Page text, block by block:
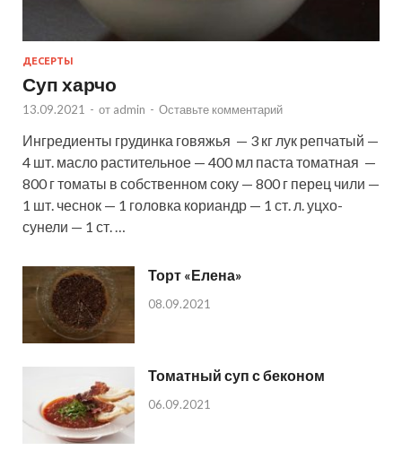
ДЕСЕРТЫ
Суп харчо
13.09.2021 - от admin - Оставьте комментарий
Ингредиенты грудинка говяжья — 3 кг лук репчатый —
4 шт. масло растительное — 400 мл паста томатная —
800 г томаты в собственном соку — 800 г перец чили —
1 шт. чеснок — 1 головка кориандр — 1 ст. л. уцхо-
сунели — 1 ст. …
Торт «Елена»
08.09.2021
Томатный суп с беконом
06.09.2021